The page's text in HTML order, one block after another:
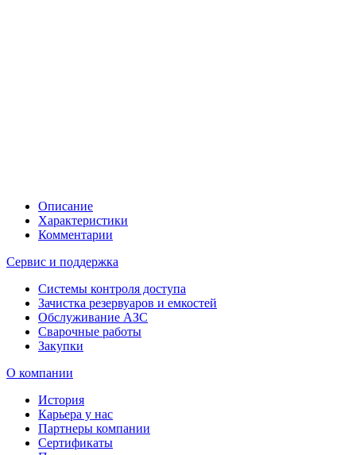
Описание
Характеристики
Комментарии
Сервис и поддержка
Системы контроля доступа
Зачистка резервуаров и емкостей
Обслуживание АЗС
Сварочные работы
Закупки
О компании
История
Карьера у нас
Партнеры компании
Сертификаты